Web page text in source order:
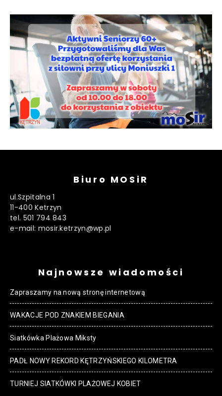
Biuro MOSiR
ul.Szpitalna 1
11-400 Ketrzyn
tel. 501 794 843
e-mail: mosir.ketrzyn@wp.pl
Najnowsze wiadomości
Zapraszamy na nową stronę internetową
WAKACJE POD ZNAKIEM BIEGANIA
Siatkówka Plażowa Miksty
PADŁ NOWY REKORD KĘTRZYŃSKIEGO KILOMETRA
TURNIEJ SIATKÓWKI PLAŻOWEJ KOBIET